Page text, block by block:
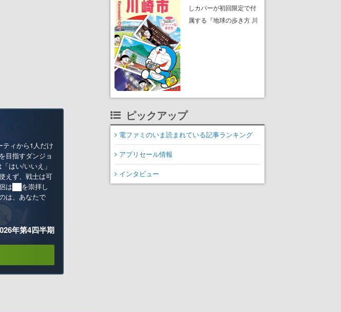
ティから1人だけ
目指すダンジョ
はい/いいえ」
えず、戦士は可
は██を崇拝し
は、あなたで
年第4四半期
しカバーが初回限定で付
属する『地球の歩き方 川
ピックアップ
電ファミのいま読まれている記事ランキング
アプリセール情報
インタビュー